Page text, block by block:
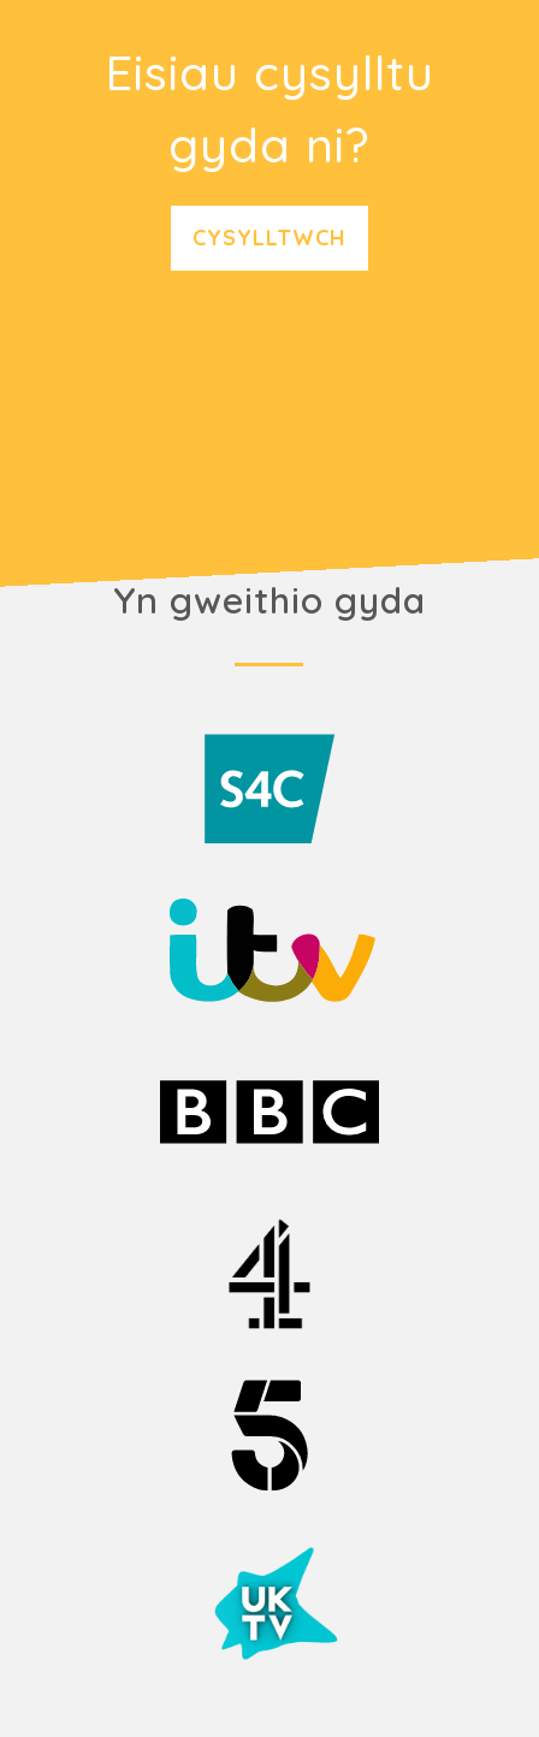
Eisiau cysylltu
gyda ni?
CYSYLLTWCH
Yn gweithio gyda